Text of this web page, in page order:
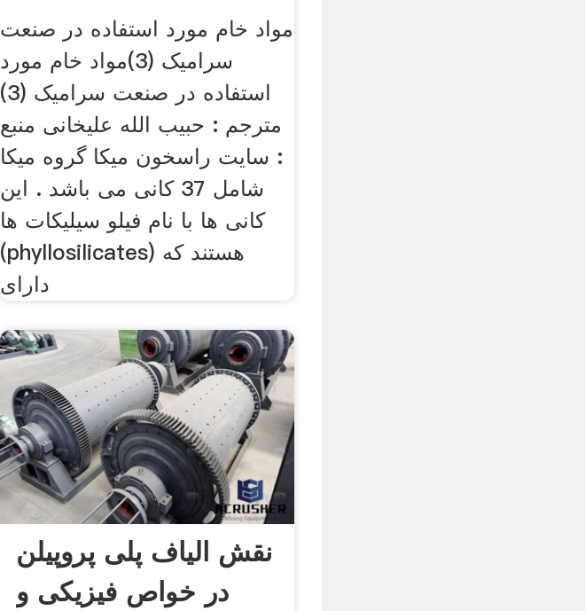
مواد خام مورد استفاده در صنعت
سرامیک (3)مواد خام مورد
استفاده در صنعت سرامیک (3)
مترجم : حبیب الله علیخانی منبع
: سایت راسخون میکا گروه میکا
شامل 37 کانی می باشد . این
کانی ها با نام فیلو سیلیکات ها
(phyllosilicates) هستند که
دارای
نقش الیاف پلی پروپیلن
در خواص فیزیکی و